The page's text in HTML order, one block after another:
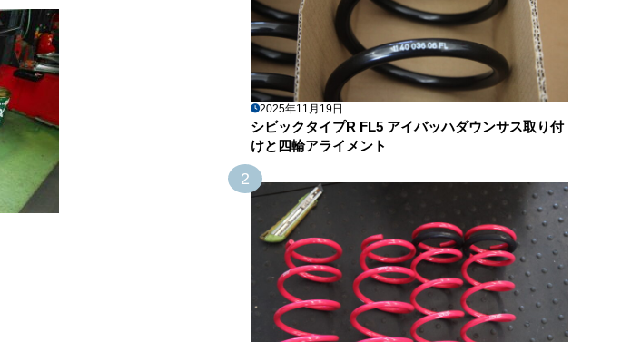
2025年11月19日
シビックタイプR FL5 アイバッハダウンサス取り付
けと四輪アライメント
2